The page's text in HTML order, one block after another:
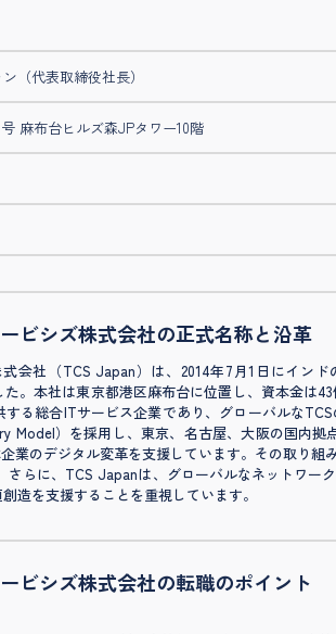
（代表取締役社長）
麻布台ヒルズ森JPタワー10階
ビシズ株式会社の正式名称と沿革
会社（TCS Japan）は、2014年7月1日にイン
た。本社は東京都港区麻布台に位置し、資本金
る総合ITサービス企業であり、グローバルな
Model）を採用し、東京、名古屋、大阪の国内
業のデジタル変革を支援しています。その取り
さらに、TCS Japanは、グローバルなネットワ
造を支援することを重視しています。
ビシズ株式会社の転職のポイント